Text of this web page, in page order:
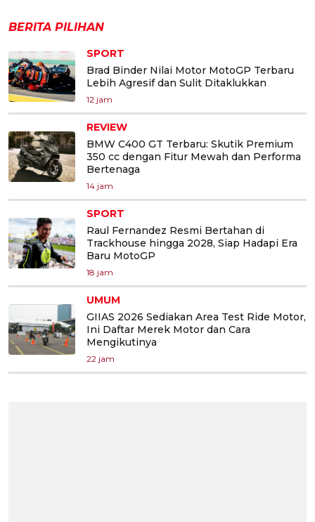
BERITA PILIHAN
SPORT
Brad Binder Nilai Motor MotoGP Terbaru
Lebih Agresif dan Sulit Ditaklukkan
12 jam
REVIEW
BMW C400 GT Terbaru: Skutik Premium
350 cc dengan Fitur Mewah dan Performa
Bertenaga
14 jam
SPORT
Raul Fernandez Resmi Bertahan di
Trackhouse hingga 2028, Siap Hadapi Era
Baru MotoGP
18 jam
UMUM
GIIAS 2026 Sediakan Area Test Ride Motor,
Ini Daftar Merek Motor dan Cara
Mengikutinya
22 jam